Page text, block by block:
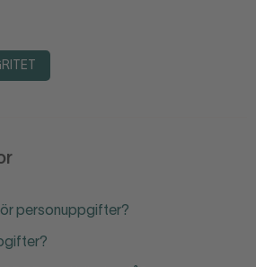
personuppgifter?